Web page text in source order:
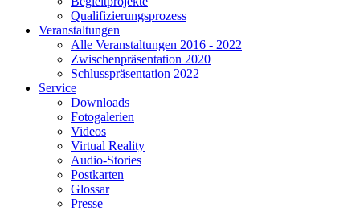
Qualifizierungsprozess
Veranstaltungen
Alle Veranstaltungen 2016 - 2022
Zwischenpräsentation 2020
Schlusspräsentation 2022
Service
Downloads
Fotogalerien
Videos
Virtual Reality
Audio-Stories
Postkarten
Glossar
Presse